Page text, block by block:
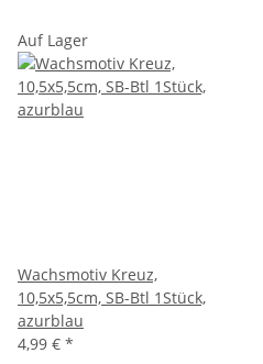
Auf Lager
Wachsmotiv Kreuz,
10,5x5,5cm, SB-Btl 1Stück,
azurblau
4,99 € *